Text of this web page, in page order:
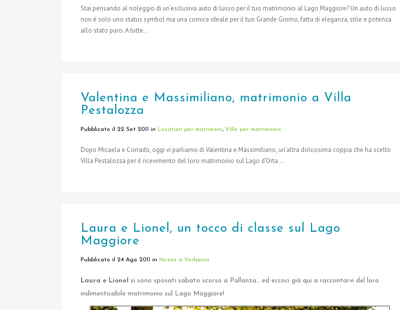
Stai pensando al noleggio di un'esclusiva auto di lusso per il tuo matrimonio al Lago Maggiore? Un auto di lusso
non è solo uno status symbol ma una cornice ideale per il tuo Grande Giorno, fatta di eleganza, stile e potenza
allo stato puro. A tutte...
Valentina e Massimiliano, matrimonio a Villa
Pestalozza
Pubblicato il 22 Set 2011 in Location per matrimoni, Ville per matrimonio
Dopo Micaela e Corrado, oggi vi parliamo di Valentina e Massimiliano, un’altra dolcissima coppia che ha scelto
Villa Pestalozza per il ricevimento del loro matrimonio sul Lago d’Orta....
Laura e Lionel, un tocco di classe sul Lago
Maggiore
Pubblicato il 24 Ago 2011 in Nozze a Verbania
Laura e Lionel
si sono sposati sabato scorso a Pallanza… ed eccoci già qui a raccontarvi del loro
indimenticabile matrimonio sul Lago Maggiore!